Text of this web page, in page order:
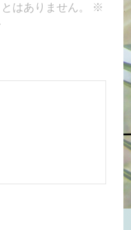
はありません。
※